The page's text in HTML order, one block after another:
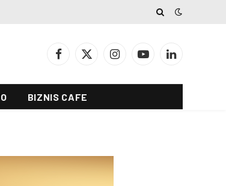
Facebook
X
InstagramYouTubeLinkedIn
BIZNIS CAFE